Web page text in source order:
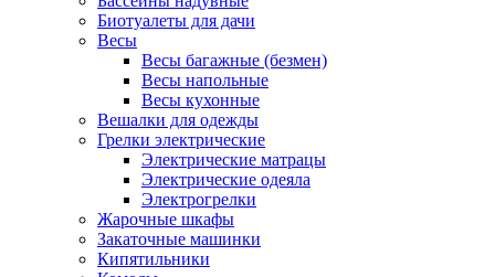
Биотуалеты для дачи
Весы
Весы багажные (безмен)
Весы напольные
Весы кухонные
Вешалки для одежды
Грелки электрические
Электрические матрацы
Электрические одеяла
Электрогрелки
Жарочные шкафы
Закаточные машинки
Кипятильники